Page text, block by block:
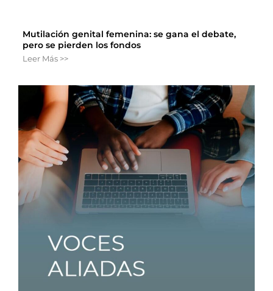
Mutilación genital femenina: se gana el debate,
pero se pierden los fondos
Leer Más >>